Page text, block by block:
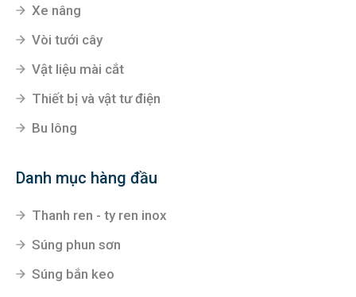
Xe nâng
Vòi tưới cây
Vật liệu mài cắt
Thiết bị và vật tư điện
Bu lông
Danh mục hàng đầu
Thanh ren - ty ren inox
Súng phun sơn
Súng bắn keo